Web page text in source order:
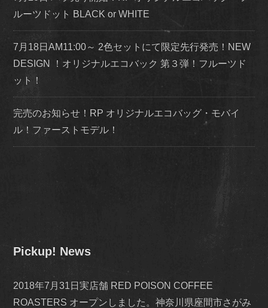
ルーツドット BLACK or WHITE
7月18日AM11:00～ 2色セットにて限定先行発売！NEW
DESIGN ！オリジナルエコバック 第３弾！フルーツド
ット！
完売のお知らせ！RP オリジナルエコバッグ・モバイ
ル！ファーストモデル！
Pickup! News
2018年7月31日実店舗 RED POISON COFFEE
ROASTERS オープンしました。神奈川県座間市さがみ